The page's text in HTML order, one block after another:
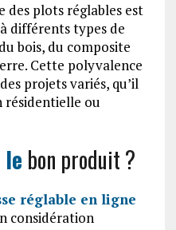
des plots réglables est
différents types de
bois, du composite
Cette polyvalence
projets variés, qu’il
résidentielle ou
bon produit ?
réglable en ligne
considération